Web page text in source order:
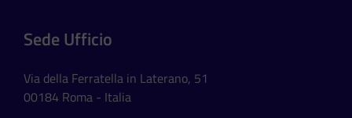
Sede Ufficio
Via della Ferratella in Laterano, 51
00184 Roma - Italia